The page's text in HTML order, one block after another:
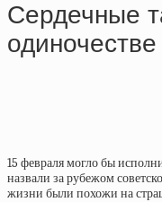
Сердечные
одиночестве
15 февраля могло бы
назвали за рубежом
жизни были похожи на